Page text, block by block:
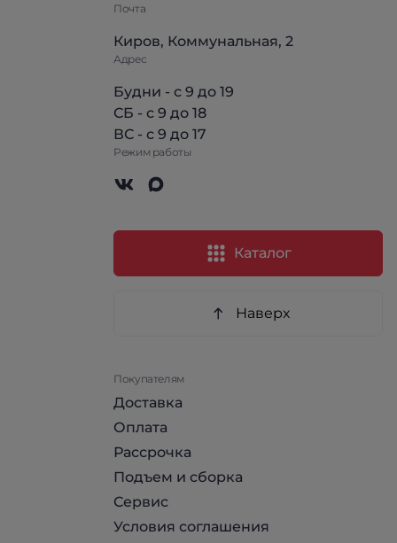
Почта
Киров, Коммунальная, 2
Адрес
Будни - с 9 до 19
СБ - с 9 до 18
ВС - с 9 до 17
Режим работы
Каталог
Наверх
Покупателям
Доставка
Оплата
Рассрочка
Подъем и сборка
Сервис
Условия соглашения